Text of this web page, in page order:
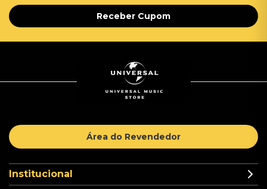
Receber Cupom
Área do Revendedor
Institucional